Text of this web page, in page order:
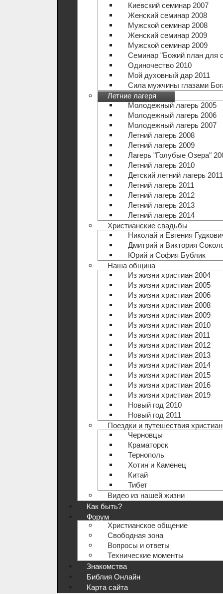
Киевский семинар 2007
Женский семинар 2008
Мужской семинар 2008
Женский семинар 2009
Мужской семинар 2009
Семинар "Божий план для
Одиночество 2010
Мой духовный дар 2011
Сила мужчины глазами
Летние лагеря
Молодежный лагерь 2005
Молодежный лагерь 2006
Молодежный лагерь 2007
Летний лагерь 2008
Летний лагерь 2009
Лагерь "Голубые Озера"
Летний лагерь 2010
Детский летний лагерь 2011
Летний лагерь 2011
Летний лагерь 2012
Летний лагерь 2013
Летний лагерь 2014
Христианские свадьбы
Николай и Евгения
Дмитрий и Виктория
Юрий и София Бублик
Наша община
Из жизни христиан 2004
Из жизни христиан 2005
Из жизни христиан 2006
Из жизни христиан 2008
Из жизни христиан 2009
Из жизни христиан 2010
Из жизни христиан 2011
Из жизни христиан 2012
Из жизни христиан 2013
Из жизни христиан 2014
Из жизни христиан 2015
Из жизни христиан 2016
Из жизни христиан 2019
Новый год 2010
Новый год 2011
Поездки и путешествия христиан
Черновцы
Краматорск
Тернополь
Хотин и Каменец
Китай
Тибет
Видео из нашей жизни
Как быть?
Форум
Христианское общение
Свободная зона
Вопросы и ответы
Технические моменты
Знакомства
Библия Онлайн
Карта сайта